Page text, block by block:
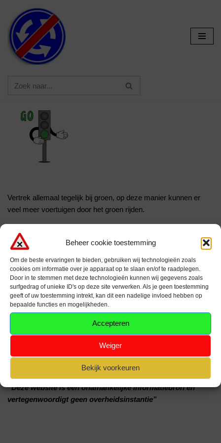
Beheer cookie toestemming
Om de beste ervaringen te bieden, gebruiken wij technologieën zoals
cookies om informatie over je apparaat op te slaan en/of te raadplegen.
Door in te stemmen met deze technologieën kunnen wij gegevens zoals
surfgedrag of unieke ID's op deze site verwerken. Als je geen toestemming
geeft of uw toestemming intrekt, kan dit een nadelige invloed hebben op
bepaalde functies en mogelijkheden.
Accepteren
Weiger
Bekijk voorkeuren
Ga
naar
de
inhoud
Vertrek allemaal tegelijk bij groen, op deze manier kunnen er
veel meer voertuigen door het groen rijden.
Hetzelfde geld voor slapers aan de verkeerslichten, hou het
verkeer in het oog in plaats van uw gsm.
De meeste bestuurders vertrekken pas als hun voorganger al
tientallen meters verder is waardoor je het harmonica effect
krijgt.
In de meeste gevallen kan je een voertuig verder kijken als deze
vertrekt, vertrek dan ook zo krijg je een trein effect en zal het
veel vlotter gaan en zal iedereen minder lang moeten
aanschuiven.
“Deze website is een onafhankelijke informatiebron en
vertegenwoordigt geen overheidsinstantie”